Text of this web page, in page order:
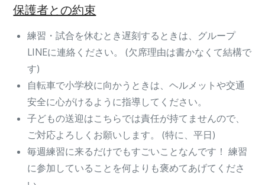
保護者との約束
練習・試合を休むとき遅刻するときは、グループ
LINEに連絡ください。 (欠席理由は書かなくて結構で
す)
自転車で小学校に向かうときは、ヘルメットや交通
安全に心がけるように指導してください。
子どもの送迎はこちらでは責任が持てませんので、
ご対応よろしくお願いします。 (特に、平日)
毎週練習に来るだけでもすごいことなんです！ 練習
に参加していることを何よりも褒めてあげてくださ